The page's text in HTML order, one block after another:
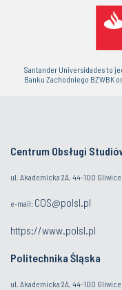
Santander Universidades to
Banku Zachodniego BZWBK
Centrum Obsługi
ul. Akademicka 2A, 44-100 Gliwice
e-mail: COS@polsl.pl
https://www.polsl.pl
Politechnika Śląska
ul. Akademicka 2A, 44-100 Gliwice